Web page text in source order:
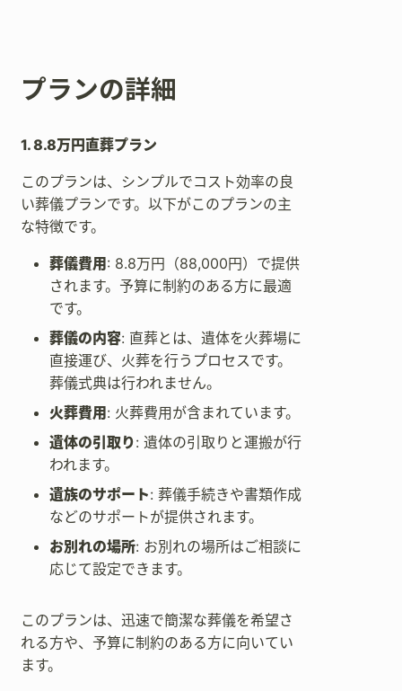
プランの詳細
1. 8.8万円直葬プラン
このプランは、シンプルでコスト効率の良
い葬儀プランです。以下がこのプランの主
な特徴です。
葬儀費用: 8.8万円（88,000円）で提供
されます。予算に制約のある方に最適
です。
葬儀の内容: 直葬とは、遺体を火葬場に
直接運び、火葬を行うプロセスです。
葬儀式典は行われません。
火葬費用: 火葬費用が含まれています。
遺体の引取り: 遺体の引取りと運搬が行
われます。
遺族のサポート: 葬儀手続きや書類作成
などのサポートが提供されます。
お別れの場所: お別れの場所はご相談に
応じて設定できます。
このプランは、迅速で簡潔な葬儀を希望さ
れる方や、予算に制約のある方に向いてい
ます。